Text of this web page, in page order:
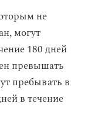
не
могут
180 дней
превышать
пребывать в
в течение